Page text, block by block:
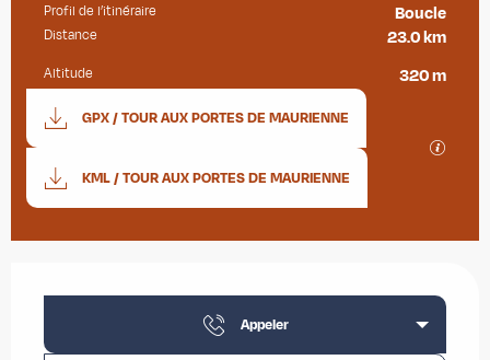
Profil de l’itinéraire Boucle
Distance 23.0 km
Altitude 320 m
Documentation
GPX / TOUR AUX PORTES DE MAURIENNE
KML / TOUR AUX PORTES DE MAURIENNE
Appeler